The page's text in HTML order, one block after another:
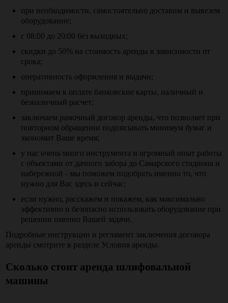
при необходимости, самостоятельно доставим и вывезем
оборудование;
с 08:00 до 20:00 без выходных;
скидки до 50% на стоимость аренды в зависимости от
срока;
оперативность оформления и выдачи;
принимаем к оплате банковские карты, наличный и
безналичный расчет;
заключаем рамочный договор аренды, что позволяет при
повторном обращении подписывать минимум бумаг и
экономит Ваше время;
у нас очень много инструмента и огромный опыт работы
с объектами от дачного забора до Самарского стадиона и
набережной - мы поможем подобрать именно то, что
нужно для Вас здесь и сейчас;
если нужно, расскажем и покажем, как максимально
эффективно и безопасно использовать оборудование при
решении именно Вашей задачи.
Подробные инструкции и регламент заключения договора
аренды смотрите в разделе Условия аренды.
Сколько стоит аренда шлифовальной
машины